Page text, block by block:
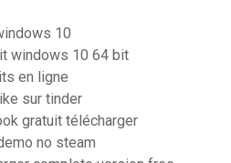
10
windows 10 64 bit
en ligne
sur tinder
gratuit télécharger
no steam